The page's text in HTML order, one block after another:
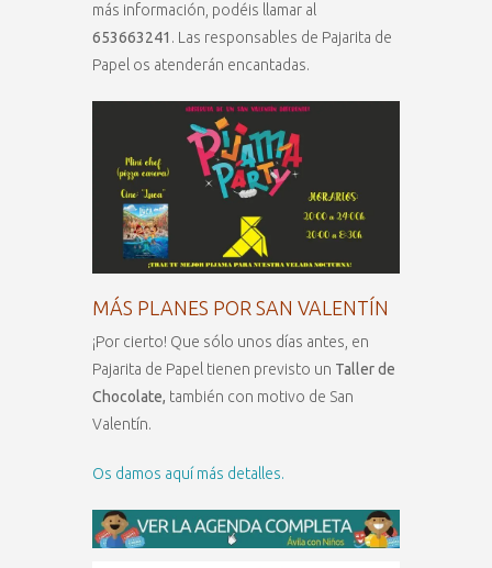
más información, podéis llamar al
653663241 . Las responsables de Pajarita de
Papel os atenderán encantadas.
MÁS PLANES POR SAN VALENTÍN
¡Por cierto! Que sólo unos días antes, en
Pajarita de Papel tienen previsto un Taller de
Chocolate, también con motivo de San
Valentín.
Os damos aquí más detalles.